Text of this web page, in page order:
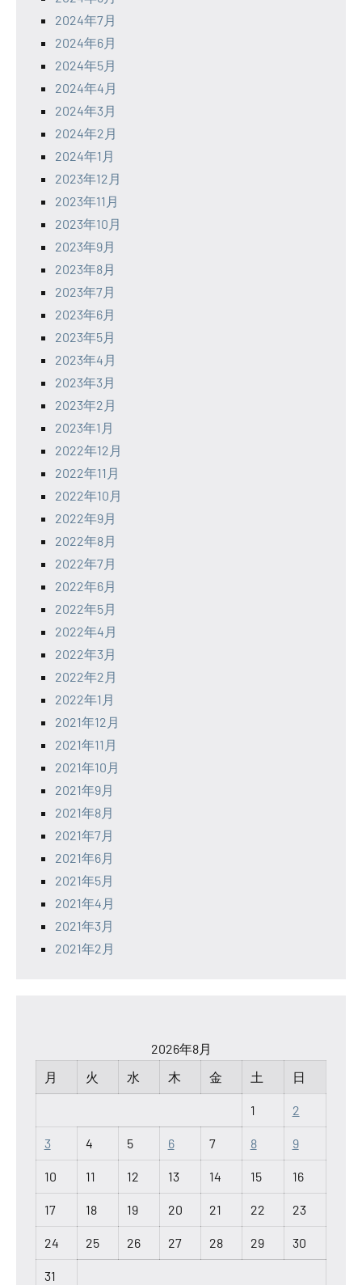
2024年7月
2024年6月
2024年5月
2024年4月
2024年3月
2024年2月
2024年1月
2023年12月
2023年11月
2023年10月
2023年9月
2023年8月
2023年7月
2023年6月
2023年5月
2023年4月
2023年3月
2023年2月
2023年1月
2022年12月
2022年11月
2022年10月
2022年9月
2022年8月
2022年7月
2022年6月
2022年5月
2022年4月
2022年3月
2022年2月
2022年1月
2021年12月
2021年11月
2021年10月
2021年9月
2021年8月
2021年7月
2021年6月
2021年5月
2021年4月
2021年3月
2021年2月
2026年8月
月
火 水 木 金 土 日
1 2
3 4 5 6 7 8 9
10 11 12 13 14 15 16
17 18 19 20 21 22 23
24 25 26 27 28 29 30
31